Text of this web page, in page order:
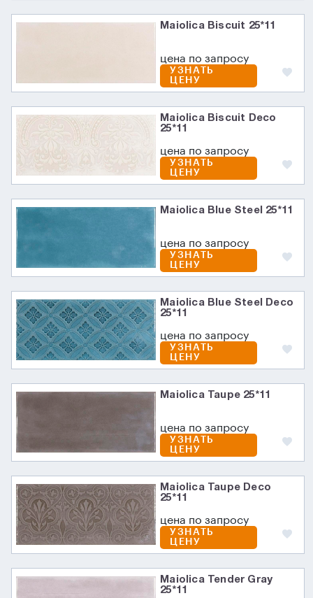
Maiolica Biscuit 25*11
цена по запросу
УЗНАТЬ
ЦЕНУ
Maiolica Biscuit Deco
25*11
цена по запросу
УЗНАТЬ
ЦЕНУ
Maiolica Blue Steel 25*11
цена по запросу
УЗНАТЬ
ЦЕНУ
Maiolica Blue Steel Deco
25*11
цена по запросу
УЗНАТЬ
ЦЕНУ
Maiolica Taupe 25*11
цена по запросу
УЗНАТЬ
ЦЕНУ
Maiolica Taupe Deco
25*11
цена по запросу
УЗНАТЬ
ЦЕНУ
Maiolica Tender Gray
25*11